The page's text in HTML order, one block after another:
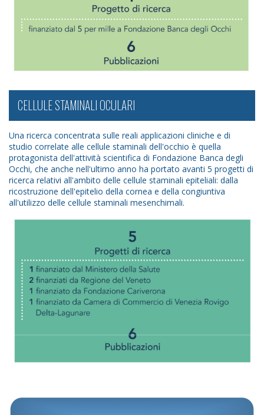
CELLULE STAMINALI OCULARI
Una ricerca concentrata sulle reali applicazioni cliniche e di
studio correlate alle cellule staminali dell'occhio è quella
protagonista dell'attività scientifica di Fondazione Banca degli
Occhi, che anche nell'ultimo anno ha portato avanti 5 progetti di
ricerca relativi all'ambito delle cellule staminali epiteliali: dalla
ricostruzione dell'epitelio della cornea e della congiuntiva
all'utilizzo delle cellule staminali mesenchimali.